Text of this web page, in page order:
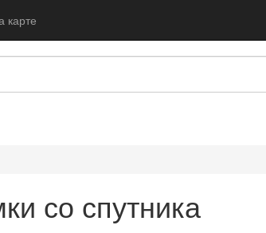
карте
со спутника